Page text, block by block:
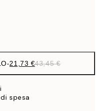
-21,73 €43,45 €
spesa